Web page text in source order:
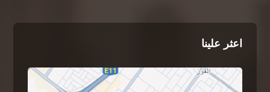
اعثر علينا